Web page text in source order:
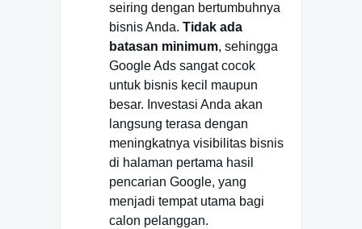
seiring dengan bertumbuhnya
bisnis Anda. Tidak ada
batasan minimum, sehingga
Google Ads sangat cocok
untuk bisnis kecil maupun
besar. Investasi Anda akan
langsung terasa dengan
meningkatnya visibilitas bisnis
di halaman pertama hasil
pencarian Google, yang
menjadi tempat utama bagi
calon pelanggan.